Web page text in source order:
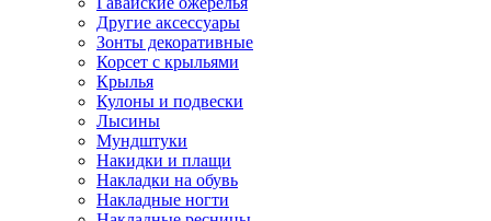
Другие аксессуары
Зонты декоративные
Корсет с крыльями
Крылья
Кулоны и подвески
Лысины
Мундштуки
Накидки и плащи
Накладки на обувь
Накладные ногти